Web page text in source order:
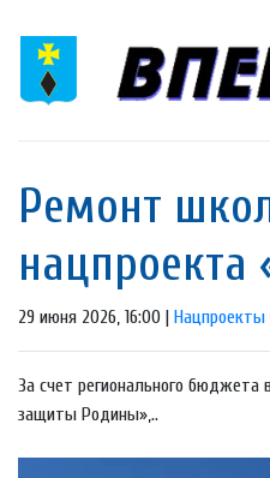
Ремонт
29 июня 2026, 16:00 | Нацпроекты
За счет регионального
защиты Родины»,..